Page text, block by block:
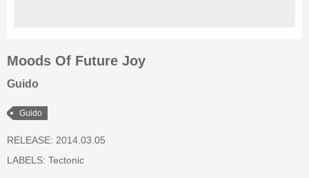
Moods Of Future Joy
Guido
Guido
RELEASE: 2014.03.05
LABELS: Tectonic